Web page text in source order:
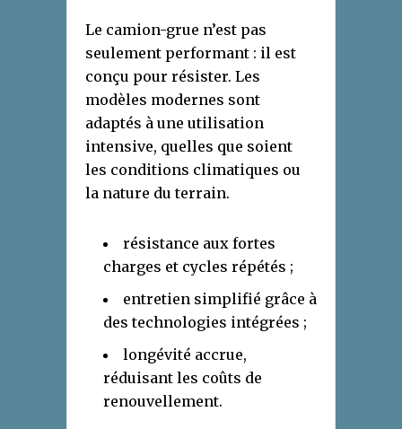
Le camion-grue n’est pas
seulement performant : il est
conçu pour résister. Les
modèles modernes sont
adaptés à une utilisation
intensive, quelles que soient
les conditions climatiques ou
la nature du terrain.
résistance aux fortes
charges et cycles répétés ;
entretien simplifié grâce à
des technologies intégrées ;
longévité accrue,
réduisant les coûts de
renouvellement.